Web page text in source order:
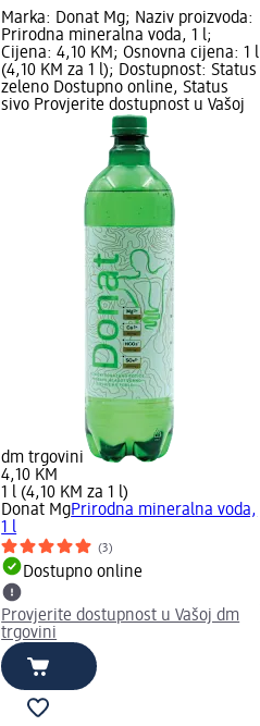
Marka: Donat Mg; Naziv proizvoda:
Prirodna mineralna voda, 1 l;
Cijena: 4,10 KM; Osnovna cijena: 1 l
(4,10 KM za 1 l); Dostupnost: Status
zeleno Dostupno online, Status
sivo Provjerite dostupnost u Vašoj
dm trgovini
4,10 KM
1 l (4,10 KM za 1 l)
Donat MgPrirodna mineralna voda,
1 l
(3)
Dostupno online
Provjerite dostupnost u Vašoj dm
trgovini